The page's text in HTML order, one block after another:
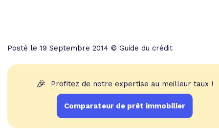
Posté le 19 Septembre 2014 © Guide du crédit
🎉 Profitez de notre expertise au meilleur taux !
Comparateur de prêt immobilier